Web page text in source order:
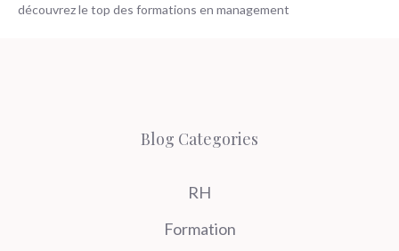
découvrez le top des formations en management
Blog Categories
RH
Formation